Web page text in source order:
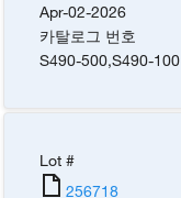
Apr-02-2026
카탈로그 번호
S490-500,S490-100
Lot #
256718